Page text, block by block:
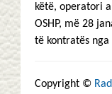
këtë, operatori
OSHP, më 28
të kontratës nga
Copyright ©